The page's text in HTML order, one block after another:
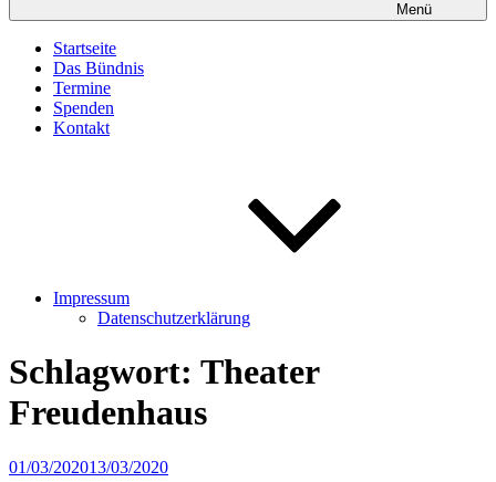
Menü
Startseite
Das Bündnis
Termine
Spenden
Kontakt
Impressum
Datenschutzerklärung
Schlagwort: Theater
Freudenhaus
Veröffentlicht
01/03/202013/03/2020